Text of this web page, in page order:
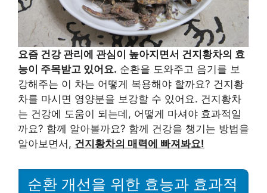
요즘 건강 관리에 관심이 높아지면서 건지황차의 효
능이 주목받고 있어요. 순환을 도와주고 음기를 보
강해주는 이 차는 어떻게 복용해야 할까요? 건지황
차를 마시면 영양분을 보강할 수 있어요. 건지황차
는 건강에 도움이 되는데, 어떻게 마셔야 효과적일
까요? 함께 알아볼까요? 함께 건강을 챙기는 방법을
알아보면서, 건지황차의 매력에 빠져봐요!
순환 개선을 위한 효능과 효과적